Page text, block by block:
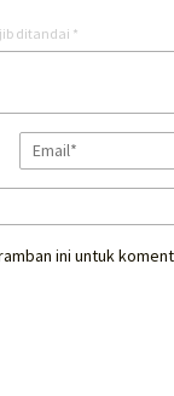
ditandai *
ini untuk